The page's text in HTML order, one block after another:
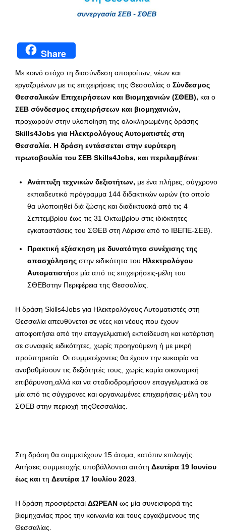
Share
Με κοινό στόχο τη διασύνδεση αποφοίτων, νέων και
εργαζομένων με τις επιχειρήσεις της Θεσσαλίας ο Σύνδεσμος
Θεσσαλικών Επιχειρήσεων και Βιομηχανιών (ΣΘΕΒ), και ο
ΣΕΒ σύνδεσμος επιχειρήσεων και βιομηχανιών,
προχωρούν στην υλοποίηση της ολοκληρωμένης δράσης
Skills4Jobs για Ηλεκτρολόγους Αυτοματιστές στη
Θεσσαλία. Η δράση εντάσσεται στην ευρύτερη
πρωτοβουλία του ΣΕΒ Skills4Jobs, και περιλαμβάνει:
Ανάπτυξη τεχνικών δεξιοτήτων, με ένα πλήρες, σύγχρονο
εκπαιδευτικό πρόγραμμα 144 διδακτικών ωρών (το οποίο
θα υλοποιηθεί διά ζώσης και διαδικτυακά από τις 4
Σεπτεμβρίου έως τις 31 Οκτωβρίου στις ιδιόκτητες
εγκαταστάσεις του ΣΘΕΒ στη Λάρισα από το ΙΒΕΠΕ-ΣΕΒ).
Πρακτική εξάσκηση με δυνατότητα συνέχισης της
απασχόλησης στην ειδικότητα του Ηλεκτρολόγου
Αυτοματιστήσε μία από τις επιχειρήσεις-μέλη του
ΣΘΕΒστην Περιφέρεια της Θεσσαλίας.
Η δράση Skills4Jobs για Ηλεκτρολόγους Αυτοματιστές στη
Θεσσαλία απευθύνεται σε νέες και νέους που έχουν
αποφοιτήσει από την επαγγελματική εκπαίδευση και κατάρτιση
σε συναφείς ειδικότητες, χωρίς προηγούμενη ή με μικρή
προϋπηρεσία. Οι συμμετέχοντες θα έχουν την ευκαιρία να
αναβαθμίσουν τις δεξιότητές τους, χωρίς καμία οικονομική
επιβάρυνση,αλλά και να σταδιοδρομήσουν επαγγελματικά σε
μία από τις σύγχρονες και οργανωμένες επιχειρήσεις-μέλη του
ΣΘΕΒ στην περιοχή τηςΘεσσαλίας.
Στη δράση θα συμμετέχουν 15 άτομα, κατόπιν επιλογής.
Αιτήσεις συμμετοχής υποβάλλονται απότη Δευτέρα 19 Ιουνίου
έως και τη Δευτέρα 17 Ιουλίου 2023.
Η δράση προσφέρεται ΔΩΡΕΑΝ ως μία συνεισφορά της
βιομηχανίας προς την κοινωνία και τους εργαζόμενους της
Θεσσαλίας.